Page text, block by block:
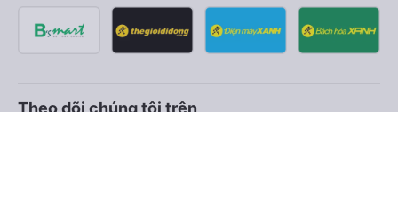
Theo dõi chúng tôi trên